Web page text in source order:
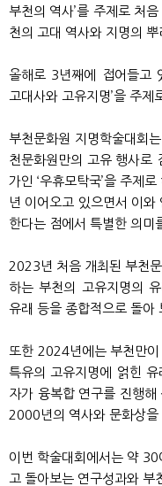
부천의 역사’를 주제로 처
천의 고대 역사와 지명의 뿌
올해로 3년째에 접어들고
고대사와 고유지명’을 주제
부천문화원 지명학술대회
천문화원만의 고유 행사로
가인 ‘우휴모탁국’을 주제
년 이어오고 있으면서 이와
한다는 점에서 특별한 의미
2023년 처음 개최된 부천
하는 부천의 고유지명의
유래 등을 종합적으로 돌아
또한 2024년에는 부천만
특유의 고유지명에 얽힌 유
자가 융복합 연구를 진행
2000년의 역사와 문화상을
이번 학술대회에서는 약
고 돌아보는 연구성과와 부